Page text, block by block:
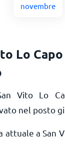
novembre
Lo
Vito Lo
nel posto
attuale a San